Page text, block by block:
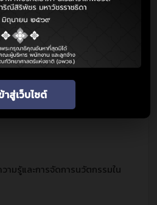
าสู่เว็บไซต์
ฟรี
ทธิ์เรียนคอร์สนี้
ามรู้และการจัดการนวัตกรรมใน